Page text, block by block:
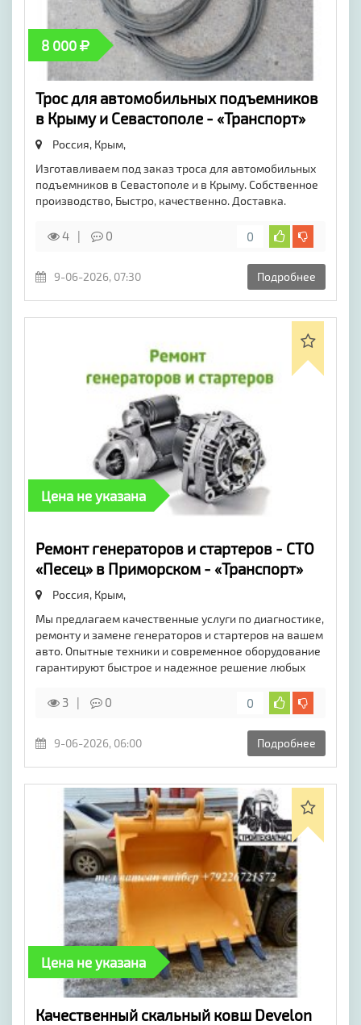
8 000
Трос для автомобильных подъемников
в Крыму и Севастополе - «Транспорт»
Россия, Крым,
Изготавливаем под заказ троса для автомобильных
подъемников в Севастополе и в Крыму. Собственное
производство, Быстро, качественно. Доставка.
4 0 0
9-06-2026, 07:30 Подробнее
Цена не указана
Ре­монт ге­нера­торов и стар­те­ров - СТО
«Песец» в Приморском - «Транспорт»
Россия, Крым,
Мы предлагаем качественные услуги по диагностике,
ремонту и замене генераторов и стартеров на вашем
авто. Опытные техники и современное оборудование
гарантируют быстрое и надежное решение любых
3 0 0
9-06-2026, 06:00 Подробнее
Цена не указана
Качественный скальный ковш Develon